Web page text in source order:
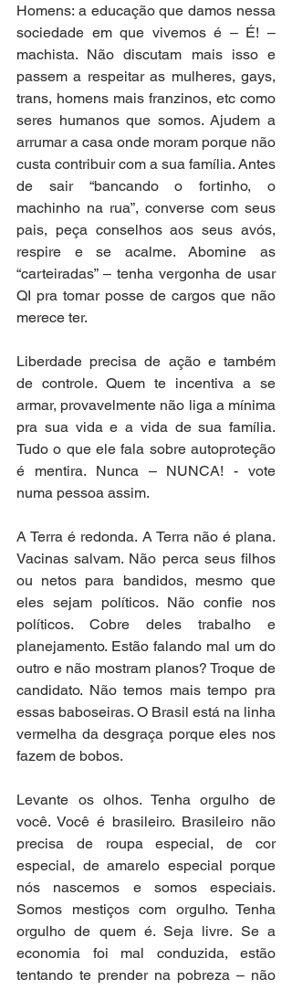
Homens: a educação que damos nessa
sociedade em que vivemos é – É! –
machista. Não discutam mais isso e
passem a respeitar as mulheres, gays,
trans, homens mais franzinos, etc como
seres humanos que somos. Ajudem a
arrumar a casa onde moram porque não
custa contribuir com a sua família. Antes
de sair “bancando o fortinho, o
machinho na rua”, converse com seus
pais, peça conselhos aos seus avós,
respire e se acalme. Abomine as
“carteiradas” – tenha vergonha de usar
QI pra tomar posse de cargos que não
merece ter.
Liberdade precisa de ação e também
de controle. Quem te incentiva a se
armar, provavelmente não liga a mínima
pra sua vida e a vida de sua família.
Tudo o que ele fala sobre autoproteção
é mentira. Nunca – NUNCA! - vote
numa pessoa assim.
A Terra é redonda. A Terra não é plana.
Vacinas salvam. Não perca seus filhos
ou netos para bandidos, mesmo que
eles sejam políticos. Não confie nos
políticos. Cobre deles trabalho e
planejamento. Estão falando mal um do
outro e não mostram planos? Troque de
candidato. Não temos mais tempo pra
essas baboseiras. O Brasil está na linha
vermelha da desgraça porque eles nos
fazem de bobos.
Levante os olhos. Tenha orgulho de
você. Você é brasileiro. Brasileiro não
precisa de roupa especial, de cor
especial, de amarelo especial porque
nós nascemos e somos especiais.
Somos mestiços com orgulho. Tenha
orgulho de quem é. Seja livre. Se a
economia foi mal conduzida, estão
tentando te prender na pobreza – não